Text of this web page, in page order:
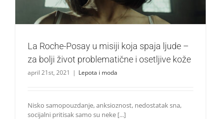
La Roche-Posay u misiji koja spaja ljude –
za bolji život problematične i osetljive kože
april 21st, 2021 | Lepota i moda
Nisko samopouzdanje, anksioznost, nedostatak sna,
socijalni pritisak samo su neke [...]